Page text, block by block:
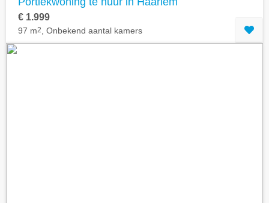
€ 1.999
97 m2 , Onbekend aantal kamers